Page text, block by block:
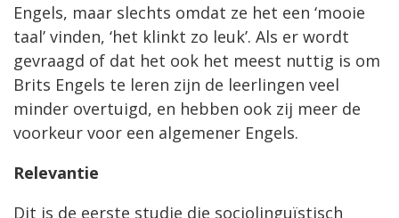
Engels, maar slechts omdat ze het een ‘mooie
taal’ vinden, ‘het klinkt zo leuk’. Als er wordt
gevraagd of dat het ook het meest nuttig is om
Brits Engels te leren zijn de leerlingen veel
minder overtuigd, en hebben ook zij meer de
voorkeur voor een algemener Engels.
Relevantie
Dit is de eerste studie die sociolinguïstisch